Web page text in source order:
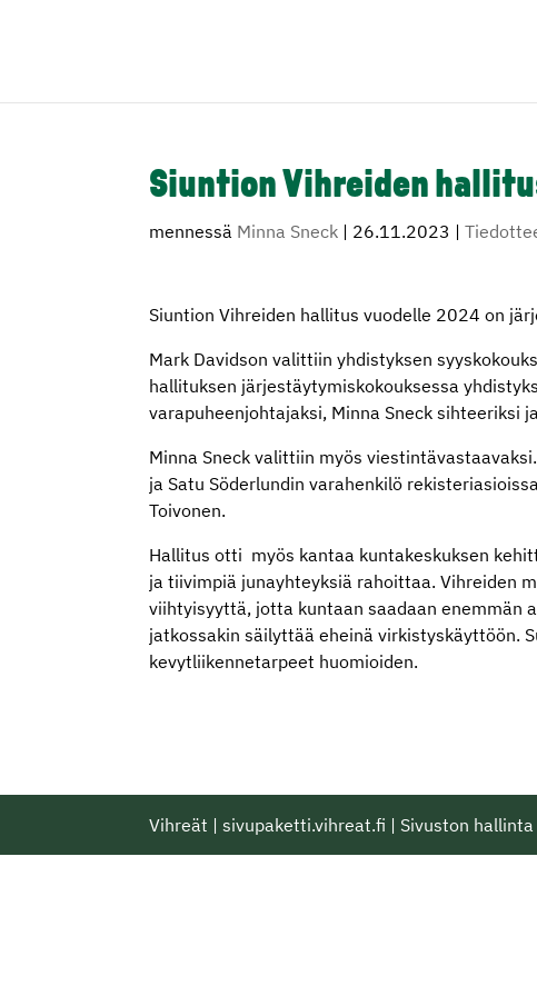
Siuntion Vihreiden
mennessä Minna Sneck | 26.11.2023 |
Siuntion Vihreiden hallitus vuodelle 2024 on
Mark Davidson valittiin yhdistyksen
hallituksen järjestäytymiskokouksessa
varapuheenjohtajaksi, Minna Sneck sihteeriksi
Minna Sneck valittiin myös
ja Satu Söderlundin varahenkilö
Toivonen.
Hallitus otti myös kantaa kuntakeskuksen
ja tiivimpiä junayhteyksiä rahoittaa. Vihreiden
viihtyisyyttä, jotta kuntaan saadaan enemmän
jatkossakin säilyttää eheinä virkistyskäyttöön.
kevytliikennetarpeet huomioiden.
Vihreät |sivupaketti.vihreat.fi | Sivuston hallinta